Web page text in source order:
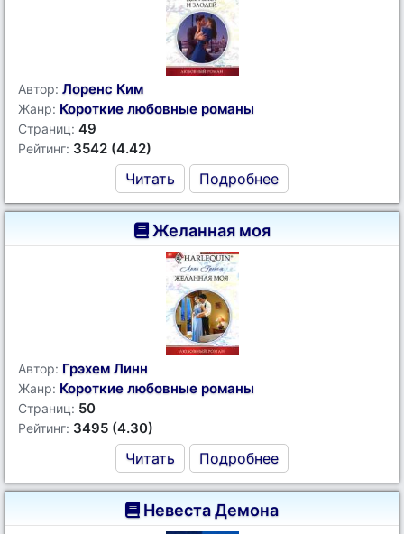
Автор: Лоренс Ким
Жанр: Короткие любовные романы
Страниц: 49
Рейтинг: 3542 (4.42)
Читать Подробнее
Желанная моя
Автор: Грэхем Линн
Жанр: Короткие любовные романы
Страниц: 50
Рейтинг: 3495 (4.30)
Читать Подробнее
Невеста Демона